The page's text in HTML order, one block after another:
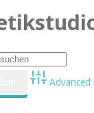
Advanced